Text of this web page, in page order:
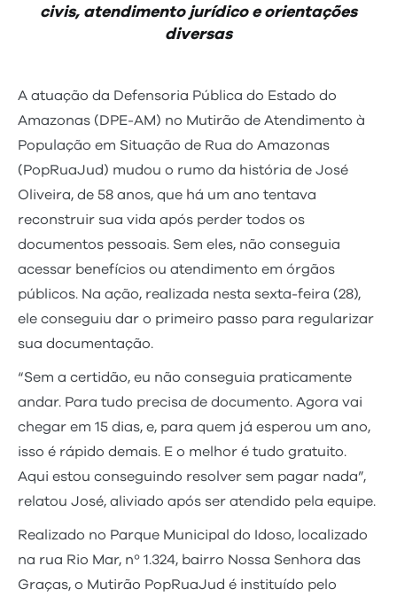
civis, atendimento jurídico e orientações
diversas
A atuação da Defensoria Pública do Estado do
Amazonas (DPE-AM) no Mutirão de Atendimento à
População em Situação de Rua do Amazonas
(PopRuaJud) mudou o rumo da história de José
Oliveira, de 58 anos, que há um ano tentava
reconstruir sua vida após perder todos os
documentos pessoais. Sem eles, não conseguia
acessar benefícios ou atendimento em órgãos
públicos. Na ação, realizada nesta sexta-feira (28),
ele conseguiu dar o primeiro passo para regularizar
sua documentação.
“Sem a certidão, eu não conseguia praticamente
andar. Para tudo precisa de documento. Agora vai
chegar em 15 dias, e, para quem já esperou um ano,
isso é rápido demais. E o melhor é tudo gratuito.
Aqui estou conseguindo resolver sem pagar nada”,
relatou José, aliviado após ser atendido pela equipe.
Realizado no Parque Municipal do Idoso, localizado
na rua Rio Mar, nº 1.324, bairro Nossa Senhora das
Graças, o Mutirão PopRuaJud é instituído pelo